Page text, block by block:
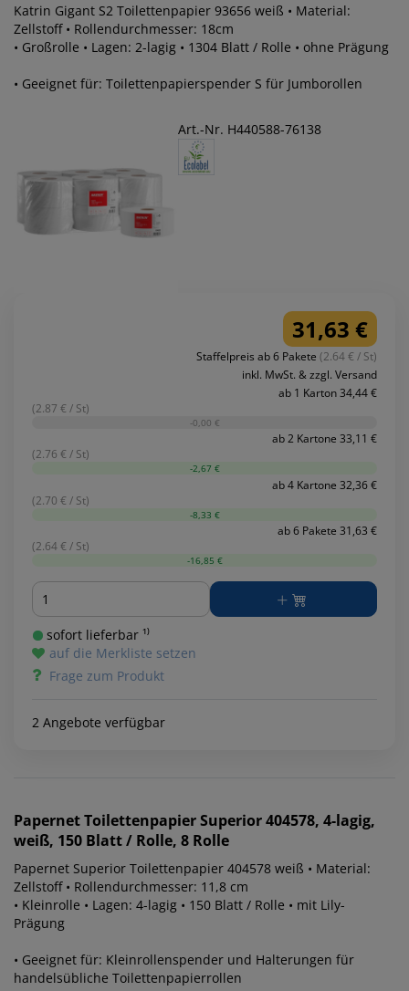
Katrin Gigant S2 Toilettenpapier 93656 weiß • Material:
Zellstoff • Rollendurchmesser: 18cm
• Großrolle • Lagen: 2-lagig • 1304 Blatt / Rolle • ohne Prägung
• Geeignet für: Toilettenpapierspender S für Jumborollen
Art.-Nr. H440588-76138
31,63 €
Staffelpreis ab 6 Pakete (2.64 € / St)
inkl. MwSt. & zzgl. Versand
ab 1 Karton 34,44 €
(2.87 € / St)
-0,00 €
ab 2 Kartone 33,11 €
(2.76 € / St)
-2,67 €
ab 4 Kartone 32,36 €
(2.70 € / St)
-8,33 €
ab 6 Pakete 31,63 €
(2.64 € / St)
-16,85 €
Menge
sofort lieferbar ¹⁾
auf die Merkliste setzen
Frage zum Produkt
2 Angebote verfügbar
PapernetToilettenpapier Superior 404578, 4-lagig,
weiß, 150 Blatt / Rolle, 8 Rolle
Papernet Superior Toilettenpapier 404578 weiß • Material:
Zellstoff • Rollendurchmesser: 11,8 cm
• Kleinrolle • Lagen: 4-lagig • 150 Blatt / Rolle • mit Lily-
Prägung
• Geeignet für: Kleinrollenspender und Halterungen für
handelsübliche Toilettenpapierrollen